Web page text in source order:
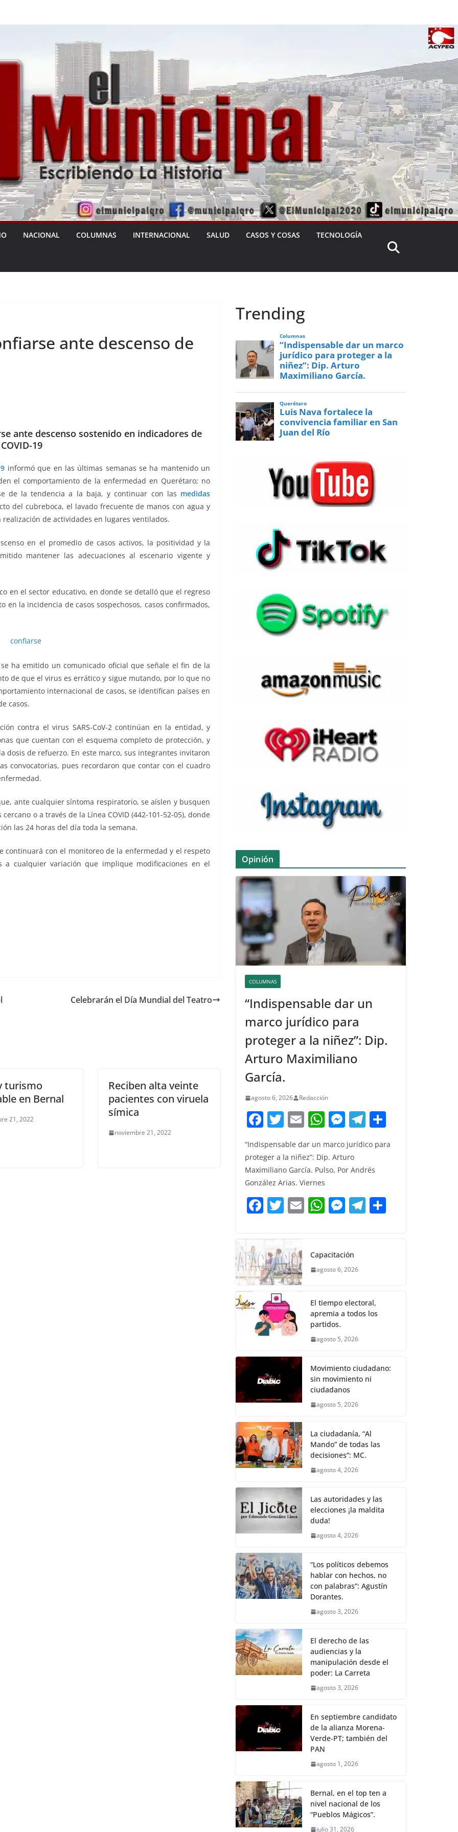
NACIONAL COLUMNAS INTERNACIONAL SALUD CASOS Y COSAS TECNOLOGÍA
ante descenso de
ante descenso sostenido en indicadores de
COVID-19
informó que en las últimas semanas se ha mantenido un
el comportamiento de la enfermedad en Querétaro; no
de la tendencia a la baja, y continuar con las medidas
del cubreboca, el lavado frecuente de manos con agua y
de actividades en lugares ventilados.
en el promedio de casos activos, la positividad y la
mantener las adecuaciones al escenario vigente y
en el sector educativo, en donde se detalló que el regreso
en la incidencia de casos sospechosos, casos confirmados,
ha emitido un comunicado oficial que señale el fin de la
de que el virus es errático y sigue mutando, por lo que no
internacional de casos, se identifican países en
casos.
contra el virus SARS-CoV-2 continúan en la entidad, y
que cuentan con el esquema completo de protección, y
dosis de refuerzo. En este marco, sus integrantes invitaron
convocatorias, pues recordaron que contar con el cuadro
ante cualquier síntoma respiratorio, se aíslen y busquen
o a través de la Línea COVID (442-101-52-05), donde
las 24 horas del día toda la semana.
continuará con el monitoreo de la enfermedad y el respeto
a cualquier variación que implique modificaciones en el
Celebrarán el Día Mundial del Teatro
turismo
en Bernal
21, 2022
Reciben alta veinte
pacientes con viruela
símica
noviembre 21, 2022
Trending
Opinión
COLUMNAS
“Indispensable dar un
marco jurídico para
proteger a la niñez”: Dip.
Arturo Maximiliano
García.
agosto 6, 2026 Redacción
F
c
e
b
o
o
k
T
w
itt
er
E
ai
l
W
at
s
p
p
M
e
ss
e
g
er
T
e
gr
m
m
“Indispensable dar un marco jurídico para
proteger a la niñez”: Dip. Arturo
Maximiliano García. Pulso, Por Andrés
González Arias. Viernes
F
c
e
b
o
o
k
T
itt
er
E W
s
A
p
M
e
n
er
T
Capacitación
agosto 6, 2026
El tiempo electoral,
apremia a todos los
partidos.
agosto 5, 2026
Movimiento ciudadano:
sin movimiento ni
ciudadanos
agosto 5, 2026
La ciudadanía, “Al
Mando” de todas las
decisiones”: MC.
agosto 4, 2026
Las autoridades y las
elecciones ¡la maldita
duda!
agosto 4, 2026
“Los políticos debemos
hablar con hechos, no
con palabras”: Agustín
Dorantes.
agosto 3, 2026
El derecho de las
audiencias y la
manipulación desde el
poder: La Carreta
agosto 3, 2026
En septiembre candidato
de la alianza Morena-
Verde-PT; también del
PAN
agosto 1, 2026
Bernal, en el top ten a
nivel nacional de los
“Pueblos Mágicos”.
julio 31, 2026